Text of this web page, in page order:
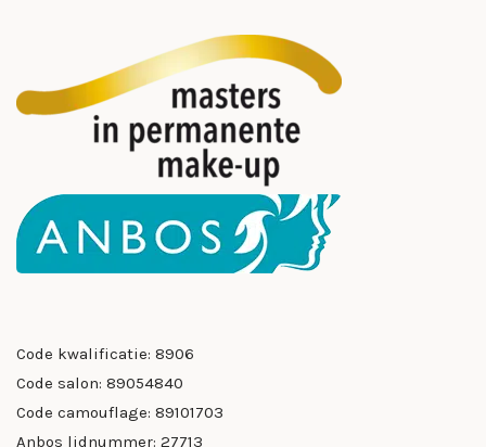
Code kwalificatie: 8906
Code salon: 89054840
Code camouflage: 89101703
Anbos lidnummer: 27713